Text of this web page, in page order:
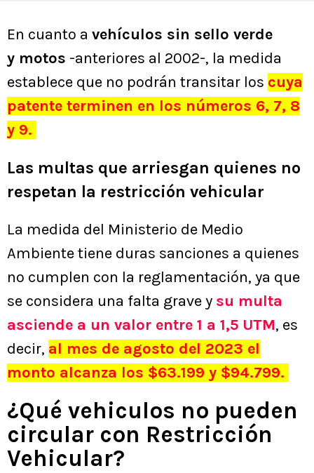
En cuanto a vehículos sin sello verde
y motos -anteriores al 2002-, la medida
establece que no podrán transitar los cuya
patente terminen en los números 6, 7, 8
y 9.
Las multas que arriesgan quienes no
respetan la restricción vehicular
La medida del Ministerio de Medio
Ambiente tiene duras sanciones a quienes
no cumplen con la reglamentación, ya que
se considera una falta grave y su multa
asciende a un valor entre 1 a 1,5 UTM, es
decir, al mes de agosto del 2023 el
monto alcanza los $63.199 y $94.799.
¿Qué vehiculos no pueden
circular con Restricción
Vehicular?